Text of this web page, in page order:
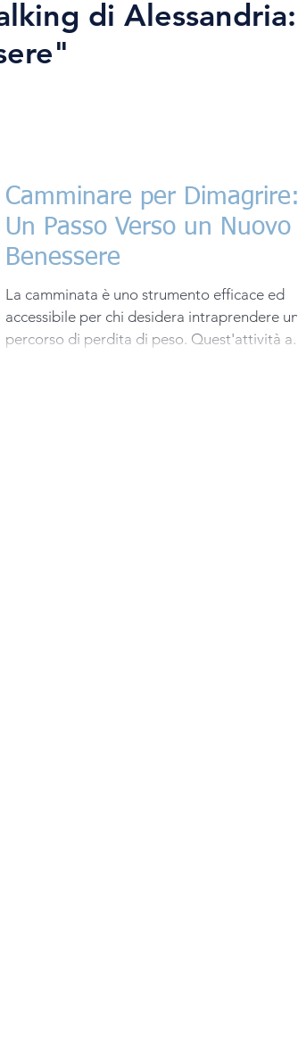
di Alessandria:
Camminare per Dimagrire:
Un Passo Verso un Nuovo
Benessere
La camminata è uno strumento efficace ed
accessibile per chi desidera intraprendere un
percorso di perdita di peso. Quest'attività a...